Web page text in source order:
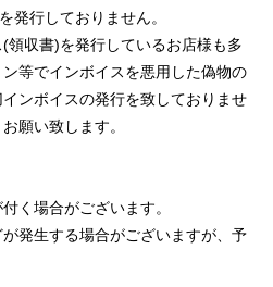
発行しておりません。
領収書)を発行しているお店様も多
等でインボイスを悪用した偽物の
ンボイスの発行を致しておりませ
願い致します。
く場合がございます。
発生する場合がございますが、予